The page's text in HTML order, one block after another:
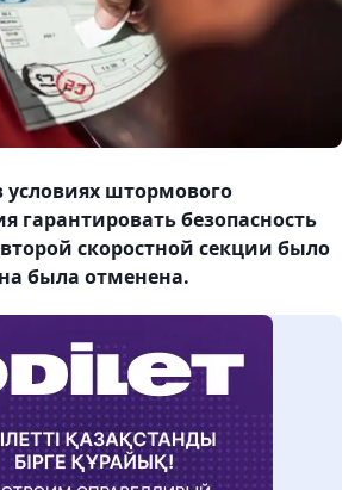
штормового
гарантировать безопасность
скоростной секции было
была отменена.